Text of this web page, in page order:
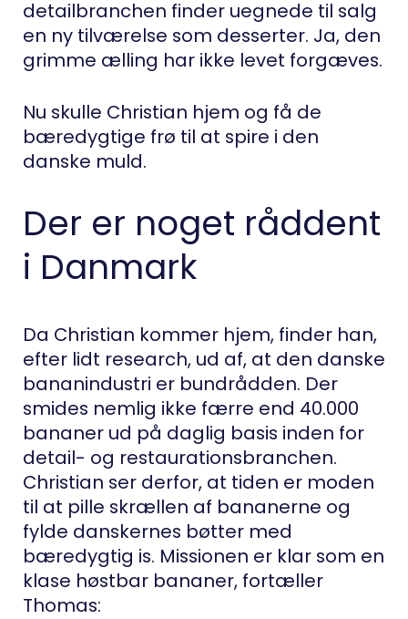
detailbranchen finder uegnede til salg
en ny tilværelse som desserter. Ja, den
grimme ælling har ikke levet forgæves.
Nu skulle Christian hjem og få de
bæredygtige frø til at spire i den
danske muld.
Der er noget råddent
i Danmark
Da Christian kommer hjem, finder han,
efter lidt research, ud af, at den danske
bananindustri er bundrådden. Der
smides nemlig ikke færre end 40.000
bananer ud på daglig basis inden for
detail- og restaurationsbranchen.
Christian ser derfor, at tiden er moden
til at pille skrællen af bananerne og
fylde danskernes bøtter med
bæredygtig is. Missionen er klar som en
klase høstbar bananer, fortæller
Thomas: